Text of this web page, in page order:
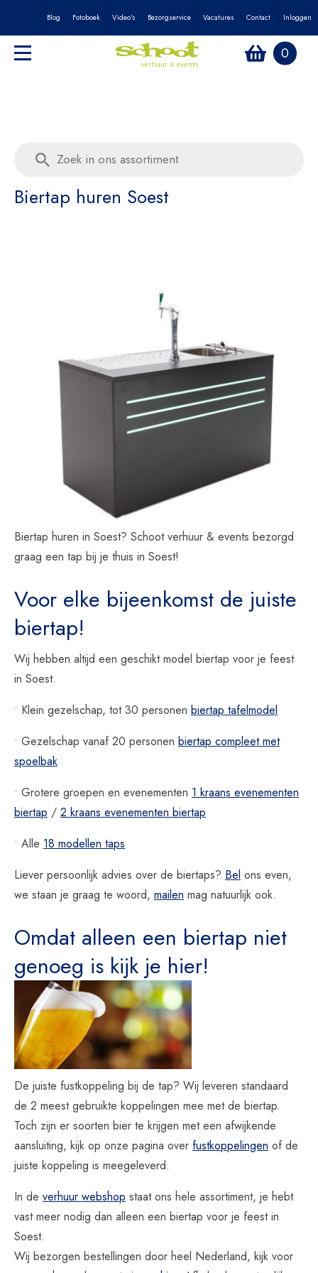
Blog Fotoboek Video's Bezorgservice Vacatures Contact Inloggen
0
Biertap huren Soest
Biertap huren in Soest? Schoot verhuur & events bezorgd
graag een tap bij je thuis in Soest!
Voor elke bijeenkomst de juiste
biertap!
Wij hebben altijd een geschikt model biertap voor je feest
in Soest.
• Klein gezelschap, tot 30 personen biertap tafelmodel
• Gezelschap vanaf 20 personen biertap compleet met
spoelbak
• Grotere groepen en evenementen 1 kraans evenementen
biertap / 2 kraans evenementen biertap
• Alle 18 modellen taps
Liever persoonlijk advies over de biertaps? Bel ons even,
we staan je graag te woord, mailen mag natuurlijk ook.
Omdat alleen een biertap niet
genoeg is kijk je hier!
De juiste fustkoppeling bij de tap? Wij leveren standaard
de 2 meest gebruikte koppelingen mee met de biertap.
Toch zijn er soorten bier te krijgen met een afwijkende
aansluiting, kijk op onze pagina over fustkoppelingen of de
juiste koppeling is meegeleverd.
In de verhuur webshop staat ons hele assortiment, je hebt
vast meer nodig dan alleen een biertap voor je feest in
Soest.
Wij bezorgen bestellingen door heel Nederland, kijk voor